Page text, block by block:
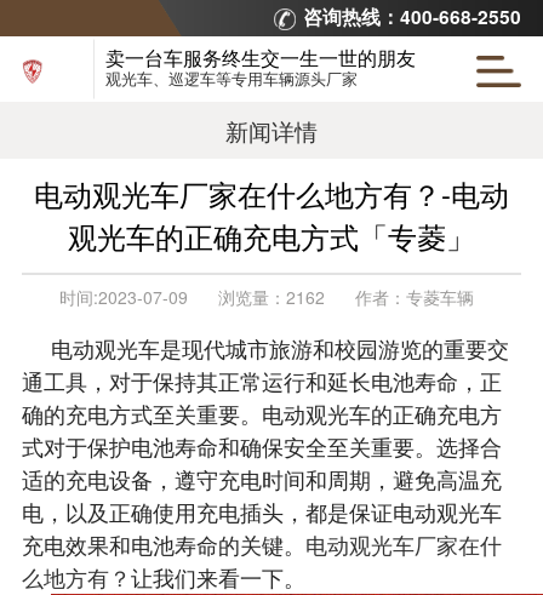
咨询热线：400-668-2550
卖一台车服务终生交一生一世的朋友
观光车、巡逻车等专用车辆源头厂家
新闻详情
电动观光车厂家在什么地方有？-电动
观光车的正确充电方式「专菱」
时间:2023-07-09 浏览量： 2162 作者： 专菱车辆
电动观光车是现代城市旅游和校园游览的重要交
通工具，对于保持其正常运行和延长电池寿命，正
确的充电方式至关重要。电动观光车的正确充电方
式对于保护电池寿命和确保安全至关重要。选择合
适的充电设备，遵守充电时间和周期，避免高温充
电，以及正确使用充电插头，都是保证电动观光车
充电效果和电池寿命的关键。 电动观光车厂家在什
么地方有？让我们来看一下。